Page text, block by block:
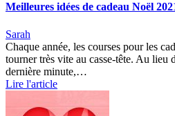
Meilleures idées de cadeau Noël
Sarah
Chaque année, les courses pour les
tourner très vite au casse-tête. Au lieu
dernière minute,…
Lire l'article